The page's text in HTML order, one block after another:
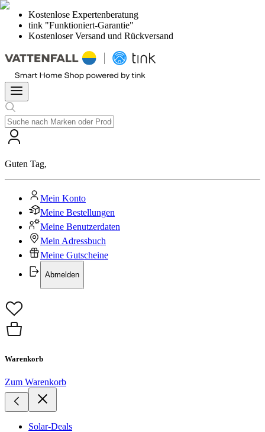
Kostenlose Expertenberatung
tink "Funktioniert-Garantie"
Kostenloser Versand und Rückversand
Guten Tag,
Mein Konto
Meine Bestellungen
Meine Benutzerdaten
Mein Adressbuch
Meine Gutscheine
Abmelden
Warenkorb
Zum Warenkorb
Solar-Deals